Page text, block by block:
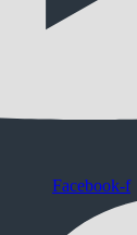
Facebook-f